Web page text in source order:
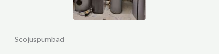
Soojuspumbad